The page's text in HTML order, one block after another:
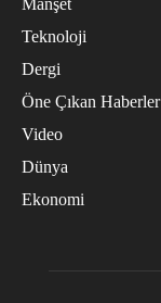
Teknoloji
Dergi
Öne Çıkan Haberler
Video
Dünya
Ekonomi